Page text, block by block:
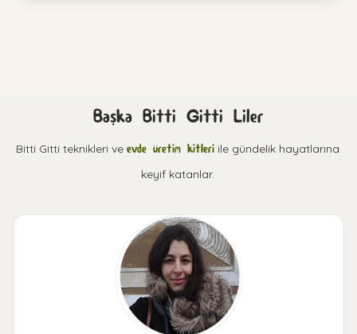
Başka Bitti Gitti Liler
Bitti Gitti teknikleri ve evde üretim kitleriile gündelik hayatlarına
keyif katanlar.